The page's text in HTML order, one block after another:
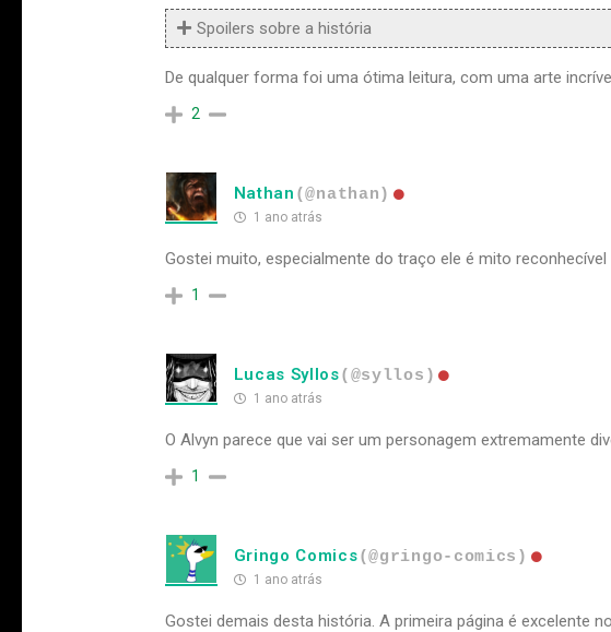
Spoilers sobre a história
De qualquer forma foi uma ótima leitura, com uma arte
2
Nathan (@nathan)
1 ano atrás
Gostei muito, especialmente do traço ele é mito reconhecível
1
Lucas Syllos(@syllos)
1 ano atrás
O Alvyn parece que vai ser um personagem extremamente
1
Gringo Comics(@gringo-comics)
1 ano atrás
Gostei demais desta história. A primeira página é excelente